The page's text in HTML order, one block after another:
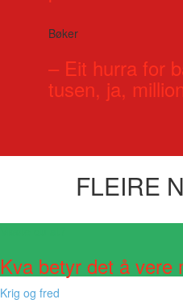
Bøker
– Eit hurra for
tusen, ja,
FLEIRE
Kva betyr det å vere
Krig og fred